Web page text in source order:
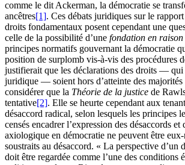
comme le dit Ackerman, la démocratie se
ancêtres[1]. Ces débats juridiques sur le
droits fondamentaux posent cependant une
celle de la possibilité d’une fondation en raison
principes normatifs gouvernant la démocratie
position de surplomb vis-à-vis des procédures
justifierait que les déclarations des droits —
juridique — soient hors d’atteinte des
considérer que la Théorie de la justice de
tentative[2]. Elle se heurte cependant aux
désaccord radical, selon lesquels les principes
censés encadrer l’expression des désaccords
axiologique en démocratie ne peuvent être
soustraits au désaccord. « La perspective d’un
doit être regardée comme l’une des conditions